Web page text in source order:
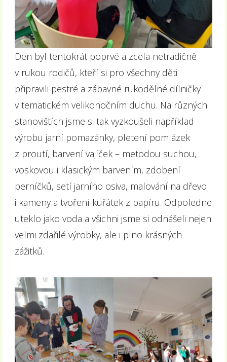
Den byl tentokrát poprvé a zcela netradičně
v rukou rodičů, kteří si pro všechny děti
připravili pestré a zábavné rukodělné dílničky
v tematickém velikonočním duchu. Na různých
stanovištích jsme si tak vyzkoušeli například
výrobu jarní pomazánky, pletení pomlázek
z proutí, barvení vajíček – metodou suchou,
voskovou i klasickým barvením, zdobení
perníčků, setí jarního osiva, malování na dřevo
i kameny a tvoření kuřátek z papíru. Odpoledne
uteklo jako voda a všichni jsme si odnášeli nejen
velmi zdařilé výrobky, ale i plno krásných
zážitků.